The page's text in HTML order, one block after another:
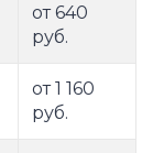
от 640
руб.
от 1 160
руб.